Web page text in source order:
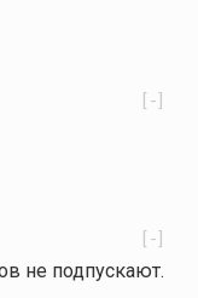
[-]
[-]
не подпускают.